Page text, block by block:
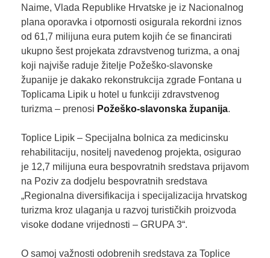
Naime, Vlada Republike Hrvatske je iz Nacionalnog
plana oporavka i otpornosti osigurala rekordni iznos
od 61,7 milijuna eura putem kojih će se financirati
ukupno šest projekata zdravstvenog turizma, a onaj
koji najviše raduje žitelje Požeško-slavonske
županije je dakako rekonstrukcija zgrade Fontana u
Toplicama Lipik u hotel u funkciji zdravstvenog
turizma – prenosi Požeško-slavonska županija.
Toplice Lipik – Specijalna bolnica za medicinsku
rehabilitaciju, nositelj navedenog projekta, osigurao
je 12,7 milijuna eura bespovratnih sredstava prijavom
na Poziv za dodjelu bespovratnih sredstava
„Regionalna diversifikacija i specijalizacija hrvatskog
turizma kroz ulaganja u razvoj turističkih proizvoda
visoke dodane vrijednosti – GRUPA 3“.
O samoj važnosti odobrenih sredstava za Toplice